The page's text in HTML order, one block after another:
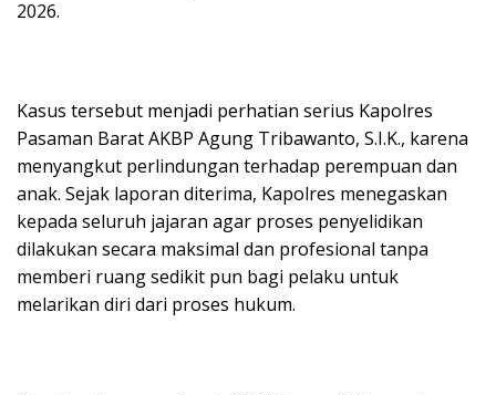
2026.
Kasus tersebut menjadi perhatian serius Kapolres
Pasaman Barat AKBP Agung Tribawanto, S.I.K., karena
menyangkut perlindungan terhadap perempuan dan
anak. Sejak laporan diterima, Kapolres menegaskan
kepada seluruh jajaran agar proses penyelidikan
dilakukan secara maksimal dan profesional tanpa
memberi ruang sedikit pun bagi pelaku untuk
melarikan diri dari proses hukum.